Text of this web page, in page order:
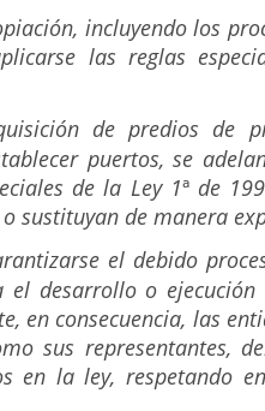
incluyendo los
las reglas
de predios de
puertos, se
de la Ley 1ª de
sustituyan de manera
el debido
el desarrollo o
en consecuencia, las
sus representantes,
en la ley, respetando